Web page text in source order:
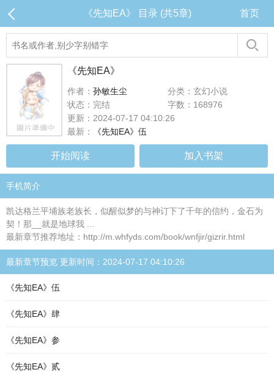
《先知EA》 目录 (共5章) 首页
《先知EA》
作者： 孙敏生尘
分类：玄幻小说
状态：完结
字数：168976
更新：2024-07-17 04:10:26
最新：
《先知EA》伍
开始阅读 加入书架
手机简介
凯达格兰平埔族老族长，似醒似梦的与神订下了千年的信约，金石为
契！那__就是地球我 ...
最新章节推荐地址：http://m.whfyds.com/book/wnfjir/gizrir.html
最新章节预览 更新时间：2024-07-17 04:10:26
《先知EA》伍
《先知EA》肆
《先知EA》参
《先知EA》贰